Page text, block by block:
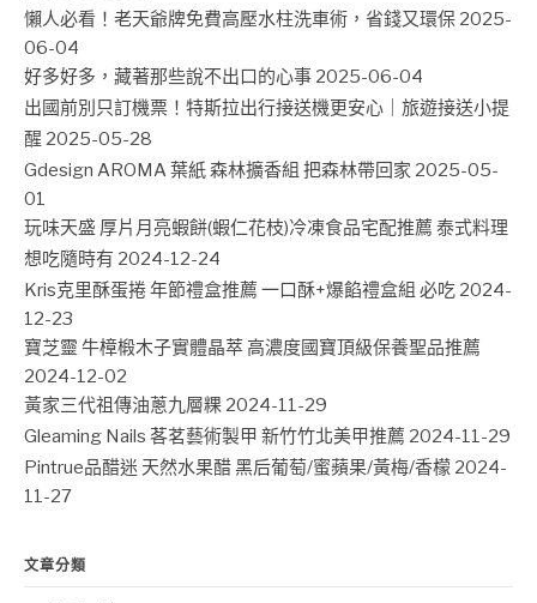
懶人必看！老天爺牌免費高壓水柱洗車術，省錢又環保 2025-
06-04
好多好多，藏著那些說不出口的心事 2025-06-04
出國前別只訂機票！特斯拉出行接送機更安心｜旅遊接送小提
醒 2025-05-28
Gdesign AROMA 葉紙 森林擴香組 把森林帶回家 2025-05-
01
玩味天盛 厚片月亮蝦餅(蝦仁花枝)冷凍食品宅配推薦 泰式料理
想吃隨時有 2024-12-24
Kris克里酥蛋捲 年節禮盒推薦 一口酥+爆餡禮盒組 必吃 2024-
12-23
寶芝靈 牛樟椴木子實體晶萃 高濃度國寶頂級保養聖品推薦
2024-12-02
黃家三代祖傳油蔥九層粿 2024-11-29
Gleaming Nails 茖茗藝術製甲 新竹竹北美甲推薦 2024-11-29
Pintrue品醋迷 天然水果醋 黑后葡萄/蜜蘋果/黃梅/香檬 2024-
11-27
文章分類